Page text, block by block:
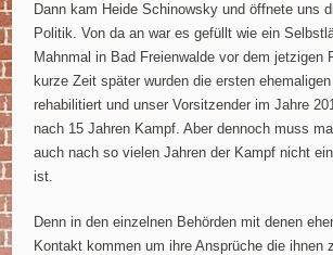
Dann kam Heide Schinowsky und öffnete uns
Politik. Von da an war es gefüllt wie ein
Mahnmal in Bad Freienwalde vor dem jetzigen
kurze Zeit später wurden die ersten
rehabilitiert und unser Vorsitzender im Jahre
nach 15 Jahren Kampf. Aber dennoch muss
auch nach so vielen Jahren der Kampf nicht
ist.
Denn in den einzelnen Behörden mit denen
Kontakt kommen um ihre Ansprüche die ihnen